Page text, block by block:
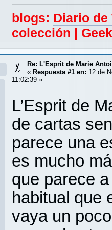
blogs: Diario
colección |
Re: L'Esprit de Marie
« Respuesta #1 en: 12 de
11:02:39 »
L’Esprit de
de cartas
parece una
es mucho
que parece
habitual que
vaya un